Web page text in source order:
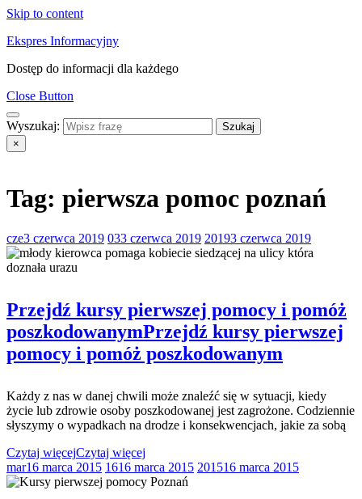
Skip to content
Ekspres Informacyjny
Dostęp do informacji dla każdego
Close Button
Wyszukaj:
×
Tag: pierwsza pomoc poznań
cze3 czerwca 2019 033 czerwca 2019 20193 czerwca 2019
Przejdź kursy pierwszej pomocy i pomóż
poszkodowanymPrzejdź kursy pierwszej
pomocy i pomóż poszkodowanym
Każdy z nas w danej chwili może znaleźć się w sytuacji, kiedy
życie lub zdrowie osoby poszkodowanej jest zagrożone. Codziennie
słyszymy o wypadkach na drodze i konsekwencjach, jakie za sobą
Czytaj więcejCzytaj więcej
mar16 marca 2015 1616 marca 2015 201516 marca 2015